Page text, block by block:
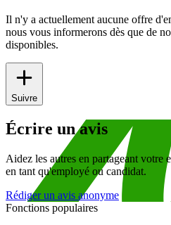
Il n'y a actuellement aucune offre
nous vous informerons dès que de
disponibles.
Suivre
Écrire un avis
Aidez les autres en partageant votre
en tant qu'employé ou candidat.
Rédiger un avis anonyme
Fonctions populaires